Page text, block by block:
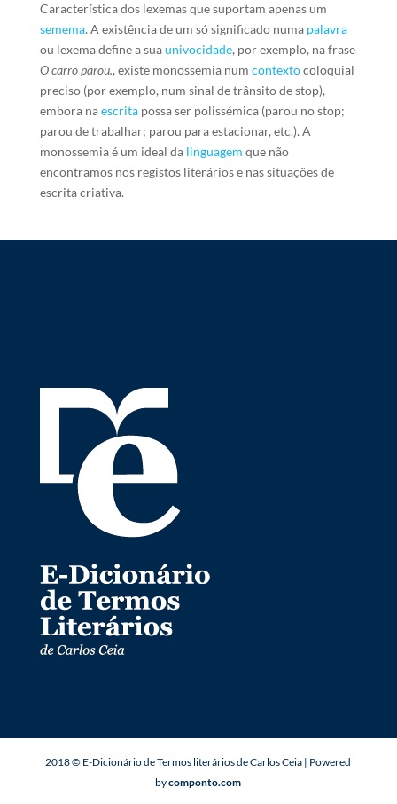
Característica dos lexemas que suportam apenas um
semema. A existência de um só significado numa palavra
ou lexema define a suaunivocidade, por exemplo, na frase
O carro parou., existe monossemia num contextocoloquial
preciso (por exemplo, num sinal de trânsito de stop),
embora naescritapossa ser polissémica (parou no stop;
parou de trabalhar; parou para estacionar, etc.). A
monossemia é um ideal da linguagem que não
encontramos nos registos literários e nas situações de
escrita criativa.
2018 © E-Dicionário de Termos literários de Carlos Ceia | Powered
bycomponto.com